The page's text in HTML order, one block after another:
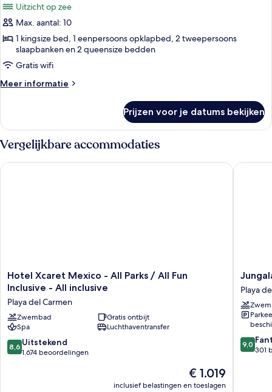
(SWIM-
UP
Suite,
kamers
met
tussendeur
(SWIM-
UP
LEVEL)
laden
Uitzicht op zee
Max. aantal: 10
1 kingsize bed, 1 eenpersoons opklapbed, 2 tweepersoons
slaapbanken en 2 queensize bedden
Gratis wifi
Meer informatie
Meer
kamers
tussendeur
UP
Prijzen voor je datums bekijken
Vergelijkbare accommodaties
Hotel
Xcaret
-
All
Parks
/
All
Hotel Xcaret Mexico - All Parks / All Fun
Inclusive - All inclusive
Playa del Carmen
Zwembad
Gratis ontbijt
Spa
Luchthaventransfer
8.6
van
8,6 Uitstekend
1.674 beoordelingen
De
prijs
€ 1.019
inclusief belastingen en toeslagen
Hotel Xcaret Mexico - All Parks / All Fun Inclusive - All
Jungala
Hotel
at
Riviera
Maya
Playa
del
Playa
9.0
van
9,0
301
Jungala